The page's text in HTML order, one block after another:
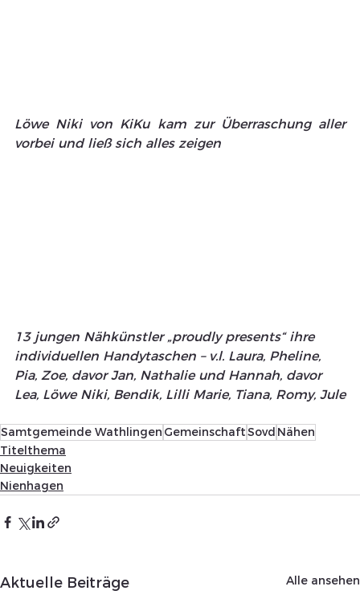
Löwe Niki von KiKu kam zur Überraschung aller
vorbei und ließ sich alles zeigen
13 jungen Nähkünstler „proudly presents“ ihre
individuellen Handytaschen – v.l. Laura, Pheline,
Pia, Zoe, davor Jan, Nathalie und Hannah, davor
Lea, Löwe Niki, Bendik, Lilli Marie, Tiana, Romy, Jule
Samtgemeinde Wathlingen GemeinschaftSovd Nähen
Titelthema
Neuigkeiten
Nienhagen
Aktuelle Beiträge Alle ansehen